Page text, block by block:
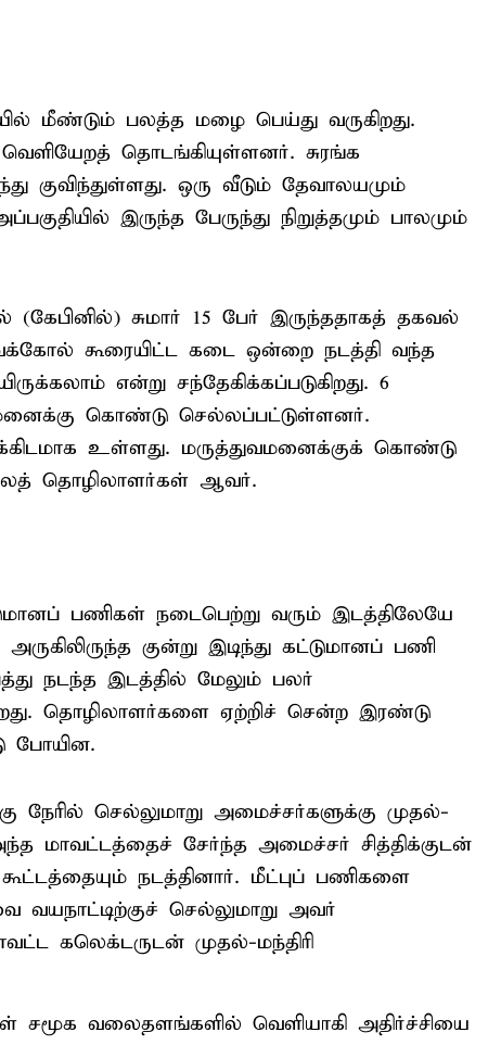
மீண்டும் பலத்த மழை பெய்து வருகிறது.
தொடங்கியுள்ளனர். சுரங்க
குவிந்துள்ளது. ஒரு வீடும் தேவாலயமும்
இருந்த பேருந்து நிறுத்தமும் பாலமும்
சுமார் 15 பேர் இருந்ததாகத் தகவல்
கூரையிட்ட கடை ஒன்றை நடத்தி வந்த
என்று சந்தேகிக்கப்படுகிறது. 6
கொண்டு செல்லப்பட்டுள்ளனர்.
உள்ளது. மருத்துவமனைக்குக் கொண்டு
தொழிலாளர்கள் ஆவர்.
பணிகள் நடைபெற்று வரும் இடத்திலேயே
குன்று இடிந்து கட்டுமானப் பணி
நடந்த இடத்தில் மேலும் பலர்
தொழிலாளர்களை ஏற்றிச் சென்ற இரண்டு
போயின.
நேரில் செல்லுமாறு அமைச்சர்களுக்கு முதல்-
அந்த மாவட்டத்தைச் சேர்ந்த அமைச்சர் சித்திக்குடன்
நடத்தினார். மீட்புப் பணிகளை
வயநாட்டிற்குச் செல்லுமாறு அவர்
கலெக்டருடன் முதல்-மந்திரி
சமூக வலைதளங்களில் வெளியாகி அதிர்ச்சியை